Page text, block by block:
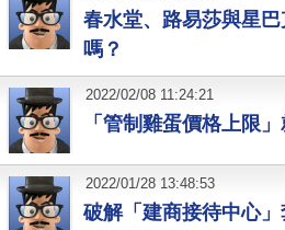
春水堂、路易莎與星
嗎？
「管制雞蛋價格上限
2022/02/08 11:24:21
破解「建商接待中心
2022/01/28 13:48:53